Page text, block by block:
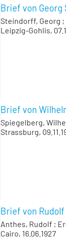
Brief von
Steindorff, Georg ;
Leipzig-Gohlis,
Brief von
Spiegelberg,
Strassburg,
Brief von
Anthes, Rudolf ;
Cairo, 16.06.1927